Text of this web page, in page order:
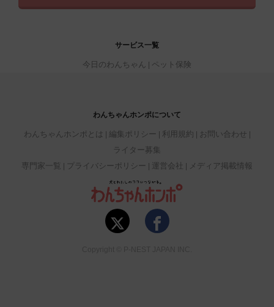
サービス一覧
今日のわんちゃん ペット保険
わんちゃんホンポについて
わんちゃんホンポとは 編集ポリシー 利用規約
お問い合わせ
ライター募集
専門家一覧
プライバシーポリシー 運営会社 メディア掲載情報